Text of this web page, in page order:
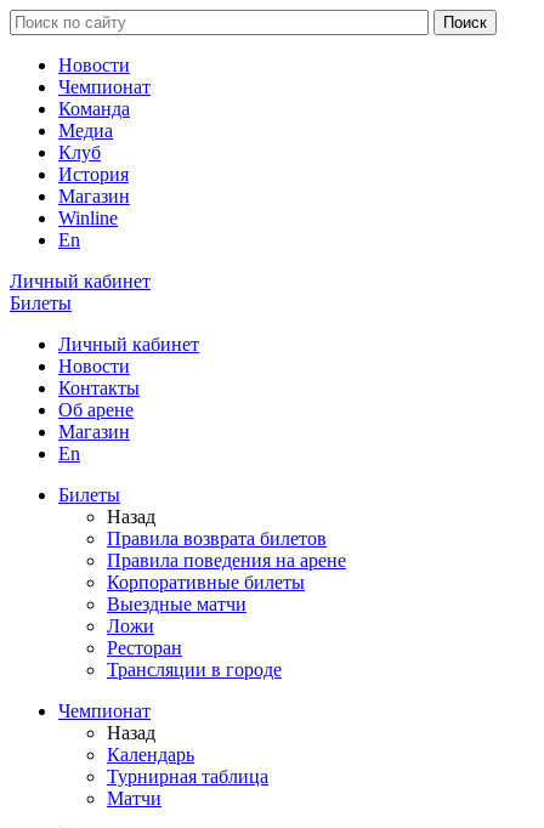
Новости
Чемпионат
Команда
Медиа
Клуб
История
Магазин
Winline
En
Личный кабинет
Билеты
Личный кабинет
Новости
Контакты
Об арене
Магазин
En
Билеты
Назад
Правила возврата билетов
Правила поведения на арене
Корпоративные билеты
Выездные матчи
Ложи
Ресторан
Трансляции в городе
Чемпионат
Назад
Календарь
Турнирная таблица
Матчи